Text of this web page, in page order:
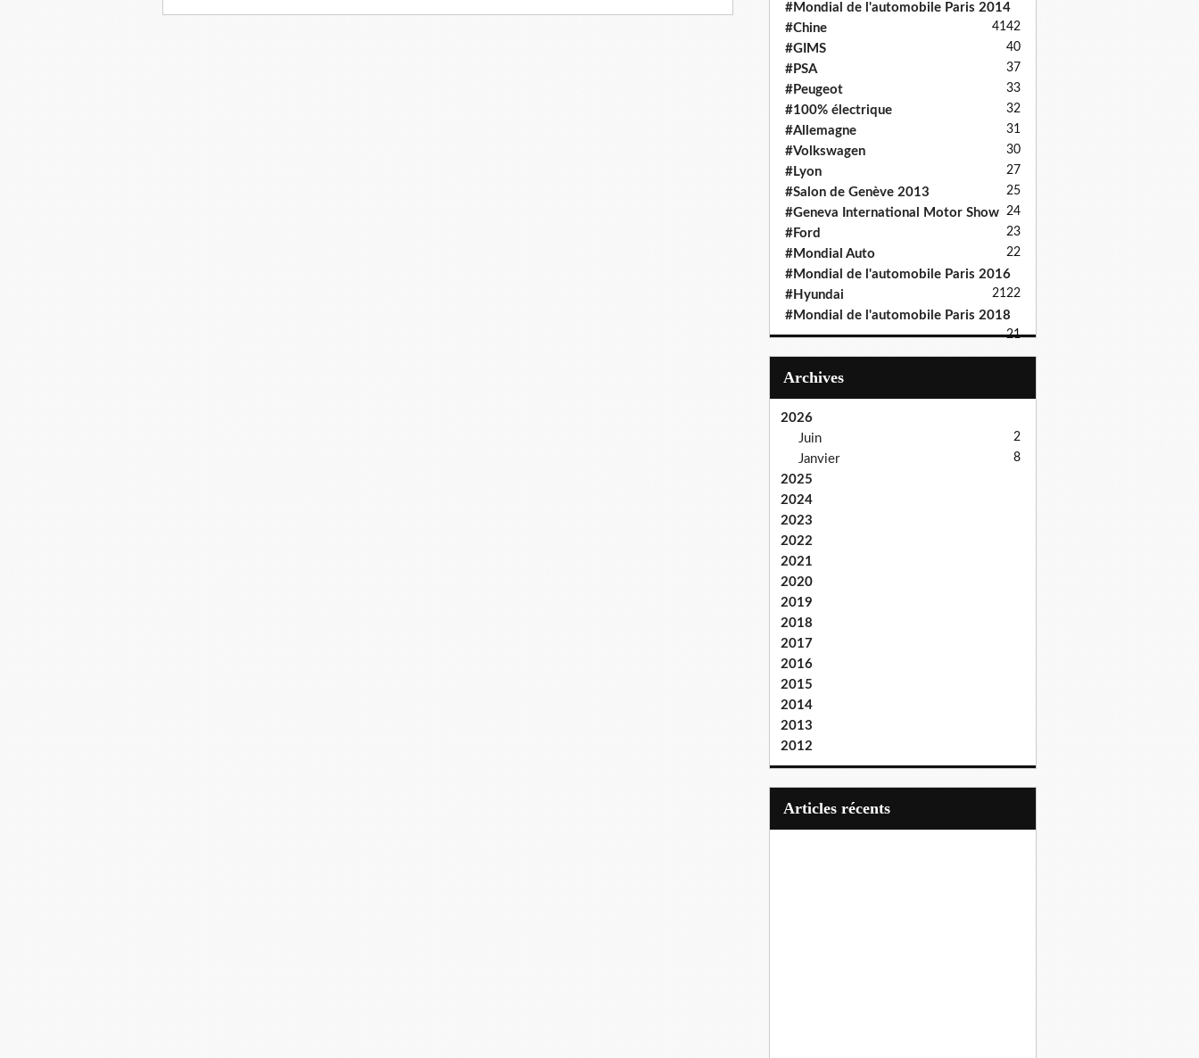
#Mondial de l'automobile Paris 2014
42
#Chine 41
#GIMS 40
#PSA 37
#Peugeot 33
#100% électrique 32
#Allemagne 31
#Volkswagen 30
#Lyon 27
#Salon de Genève 2013 25
#Geneva International Motor Show 24
#Ford 23
#Mondial Auto 22
#Mondial de l'automobile Paris 2016
22
#Hyundai 21
#Mondial de l'automobile Paris 2018
21
Archives
2026
Juin
2
Janvier 8
2025
2024
2023
2022
2021
2020
2019
2018
2017
2016
2015
2014
2013
2012
articles récents